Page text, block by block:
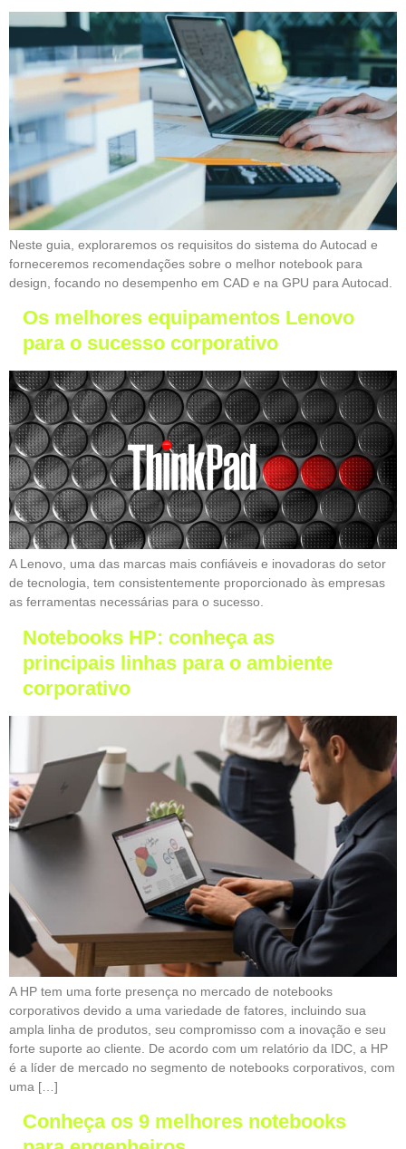
Neste guia, exploraremos os requisitos do sistema do Autocad e
forneceremos recomendações sobre o melhor notebook para
design, focando no desempenho em CAD e na GPU para Autocad.
Os melhores equipamentos Lenovo
para o sucesso corporativo
A Lenovo, uma das marcas mais confiáveis e inovadoras do setor
de tecnologia, tem consistentemente proporcionado às empresas
as ferramentas necessárias para o sucesso.
Notebooks HP: conheça as
principais linhas para o ambiente
corporativo
A HP tem uma forte presença no mercado de notebooks
corporativos devido a uma variedade de fatores, incluindo sua
ampla linha de produtos, seu compromisso com a inovação e seu
forte suporte ao cliente. De acordo com um relatório da IDC, a HP
é a líder de mercado no segmento de notebooks corporativos, com
uma […]
Conheça os 9 melhores notebooks